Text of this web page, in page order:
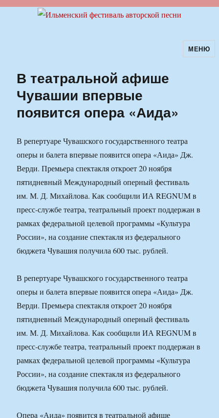
Ильменский фестиваль авторскойМЕНЮ
В театральной афише
Чувашии впервые
появится опера «Аида»
В репертуаре Чувашского государственного театра
оперы и балета впервые появится опера «Аида» Дж.
Верди. Премьера спектакля откроет 20 ноября
пятидневный Международный оперный фестиваль
им. М. Д. Михайлова. Как сообщили ИА REGNUM в
пресс-службе театра, театральный проект поддержан в
рамках федеральной целевой программы «Культура
России», на создание спектакля из федерального
бюджета Чувашия получила 600 тыс. рублей.
В репертуаре Чувашского государственного театра
оперы и балета впервые появится опера «Аида» Дж.
Верди. Премьера спектакля откроет 20 ноября
пятидневный Международный оперный фестиваль
им. М. Д. Михайлова. Как сообщили ИА REGNUM в
пресс-службе театра, театральный проект поддержан в
рамках федеральной целевой программы «Культура
России», на создание спектакля из федерального
бюджета Чувашия получила 600 тыс. рублей.
Опера «Аида» появится в театральной афише